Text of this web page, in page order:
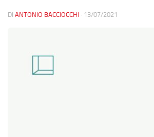
DI ANTONIO BACCIOCCHI · 13/07/2021